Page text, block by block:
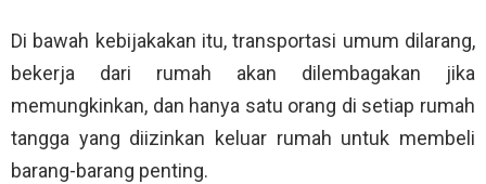
Di bawah kebijakakan itu, transportasi umum dilarang,
bekerja dari rumah akan dilembagakan jika
memungkinkan, dan hanya satu orang di setiap rumah
tangga yang diizinkan keluar rumah untuk membeli
barang-barang penting.